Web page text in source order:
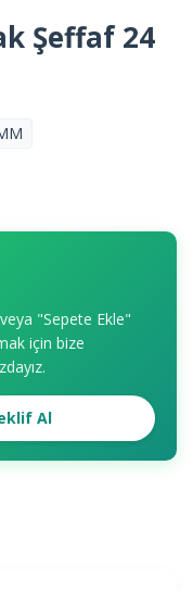
Şeffaf 24
"Sepete Ekle"
için bize
Al